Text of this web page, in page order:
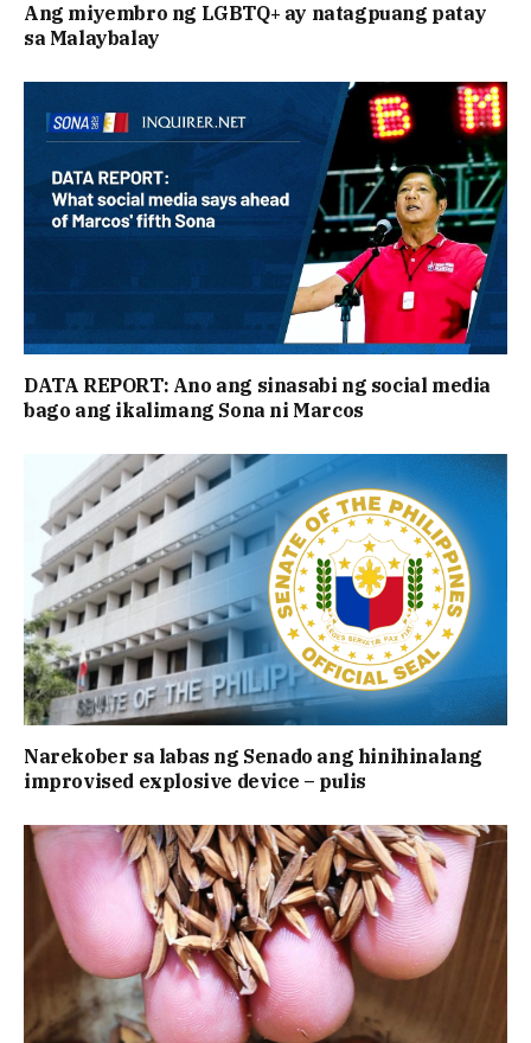
Ang miyembro ng LGBTQ+ ay natagpuang patay
sa Malaybalay
DATA REPORT: Ano ang sinasabi ng social media
bago ang ikalimang Sona ni Marcos
Narekober sa labas ng Senado ang hinihinalang
improvised explosive device – pulis